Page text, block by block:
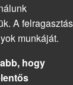
A felragasztás
munkáját.
hogy